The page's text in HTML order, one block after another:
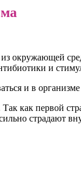
окружающей
и
и в
как первой
страдают